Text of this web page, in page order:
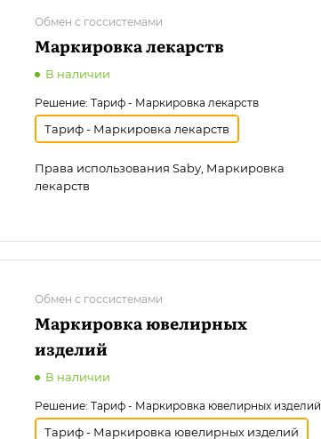
Обмен с госсистемами
Маркировка лекарств
В наличии
Решение: Тариф - Маркировка лекарств
Тариф - Маркировка лекарств
Права использования Saby, Маркировка
лекарств
Обмен с госсистемами
Маркировка ювелирных
изделий
В наличии
Решение: Тариф - Маркировка ювелирных изделий
Тариф - Маркировка ювелирных изделий